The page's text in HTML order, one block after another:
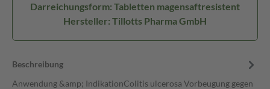
Darreichungsform: Tabletten magensaftresistent
Hersteller: Tillotts Pharma GmbH
Beschreibung
Anwendung &amp; IndikationColitis ulcerosa Vorbeugung gegen